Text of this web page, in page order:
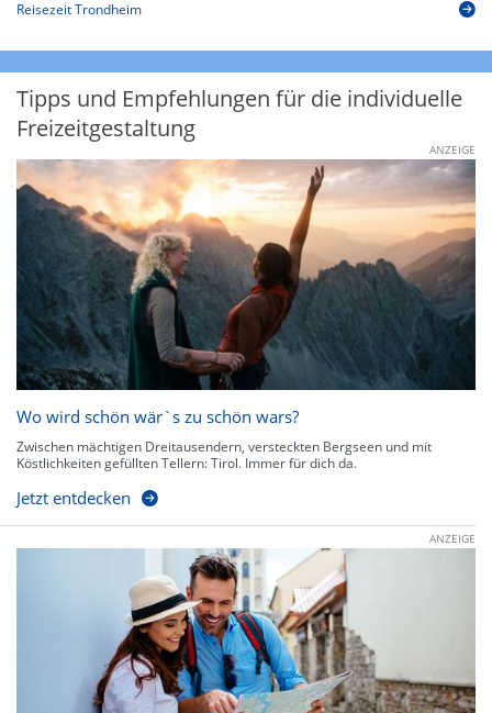
Reisezeit Trondheim
Tipps und Empfehlungen für die individuelle
Freizeitgestaltung
ANZEIGE
Wo wird schön wär`s zu schön wars?
Zwischen mächtigen Dreitausendern, versteckten Bergseen und mit
Köstlichkeiten gefüllten Tellern: Tirol. Immer für dich da.
Jetzt entdecken
ANZEIGE